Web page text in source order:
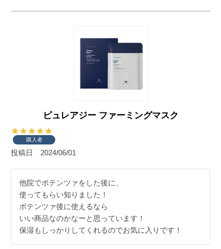
ピュレアジー ファーミングマスク
購入者
投稿日 2024/06/01
他院でポテンツァをした後に、
使ってもらい知りました！
ポテンツァ後に使えるなら
いい商品なのかなーと思っています！
保湿もしっかりしてくれるのでお気に入りです！